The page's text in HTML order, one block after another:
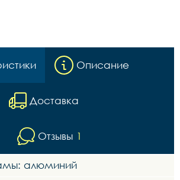
Описание
Доставка
Отзывы 1
алюминий